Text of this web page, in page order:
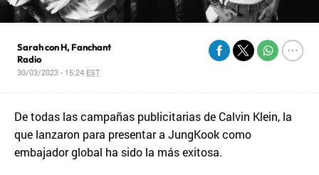
Sarah con H, Fanchant
Radio
30/03/2023 - 15:24 EST
De todas las campañas publicitarias de Calvin Klein, la
que lanzaron para presentar a JungKook como
embajador global ha sido la más exitosa.